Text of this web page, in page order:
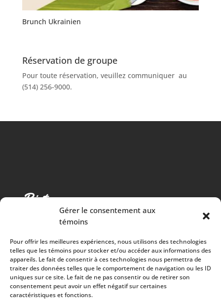
Gérer le consentement aux
témoins
Pour offrir les meilleures expériences, nous utilisons des technologies
telles que les témoins pour stocker et/ou accéder aux informations des
appareils. Le fait de consentir à ces technologies nous permettra de
traiter des données telles que le comportement de navigation ou les ID
uniques sur ce site. Le fait de ne pas consentir ou de retirer son
consentement peut avoir un effet négatif sur certaines
caractéristiques et fonctions.
Brunch Ukrainien
Réservation de groupe
Pour toute réservation, veuillez communiquer au
(514) 256-9000.
Cuisine chaleureuse, spectacles de qualité et 100%
des surplus versés à la communauté